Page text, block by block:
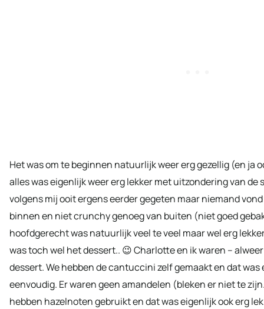
Het was om te beginnen natuurlijk weer erg gezellig (en ja
alles was eigenlijk weer erg lekker met uitzondering van de
volgens mij ooit ergens eerder gegeten maar niemand
binnen en niet crunchy genoeg van buiten (niet goed
hoofdgerecht was natuurlijk veel te veel maar wel erg
was toch wel het dessert.. 😉 Charlotte en ik waren –
dessert. We hebben de cantuccini zelf gemaakt en dat
eenvoudig. Er waren geen amandelen (bleken er niet te
hebben hazelnoten gebruikt en dat was eigenlijk ook erg